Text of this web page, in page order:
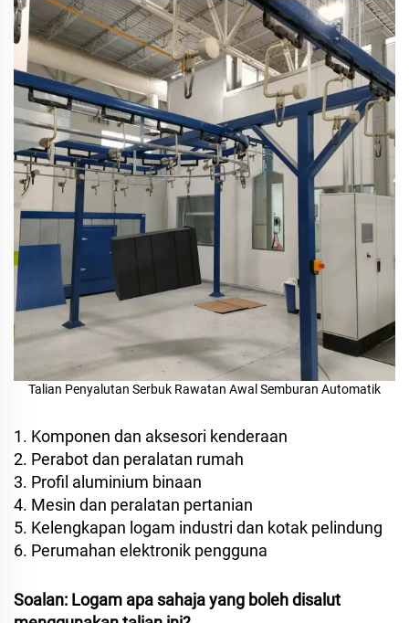
Talian Penyalutan Serbuk Rawatan Awal Semburan Automatik
1. Komponen dan aksesori kenderaan
2. Perabot dan peralatan rumah
3. Profil aluminium binaan
4. Mesin dan peralatan pertanian
5. Kelengkapan logam industri dan kotak pelindung
6. Perumahan elektronik pengguna
Soalan: Logam apa sahaja yang boleh disalut